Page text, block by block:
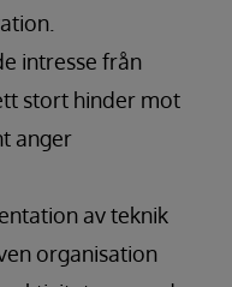
intresse från
stort hinder mot
anger
av teknik
organisation